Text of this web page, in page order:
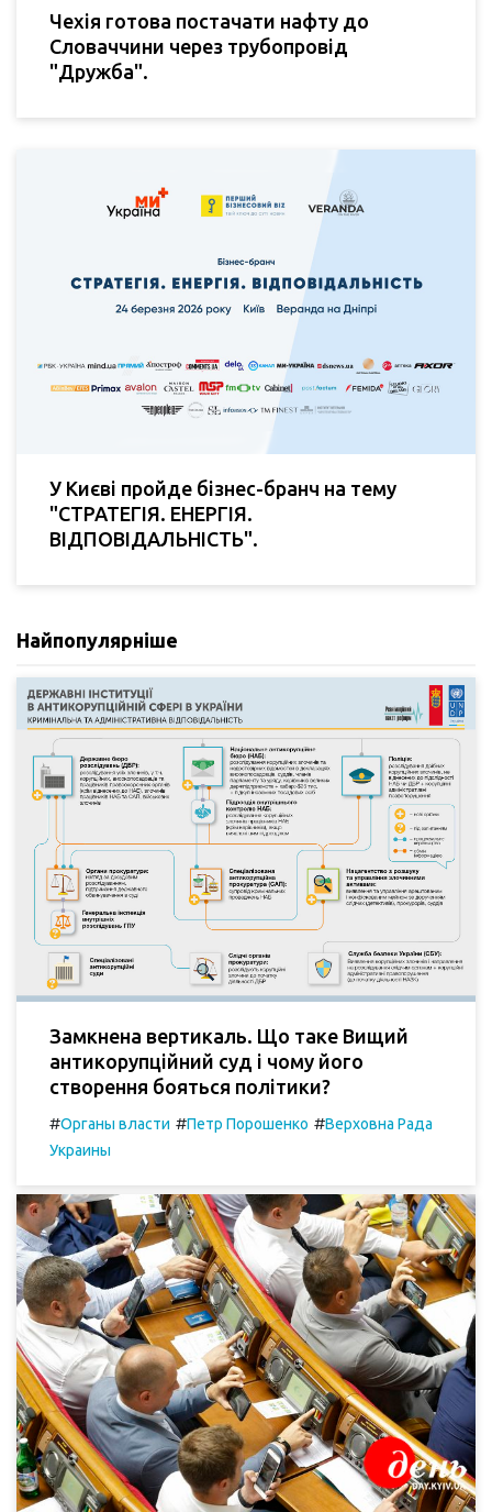
Чехія готова постачати нафту до
Словаччини через трубопровід
"Дружба".
У Києві пройде бізнес-бранч на тему
"СТРАТЕГІЯ. ЕНЕРГІЯ.
ВІДПОВІДАЛЬНІСТЬ".
Найпопулярніше
Замкнена вертикаль. Що таке Вищий
антикорупційний суд і чому його
створення бояться політики?
#Органы власти #Петр Порошенко #Верховна Рада
Украины